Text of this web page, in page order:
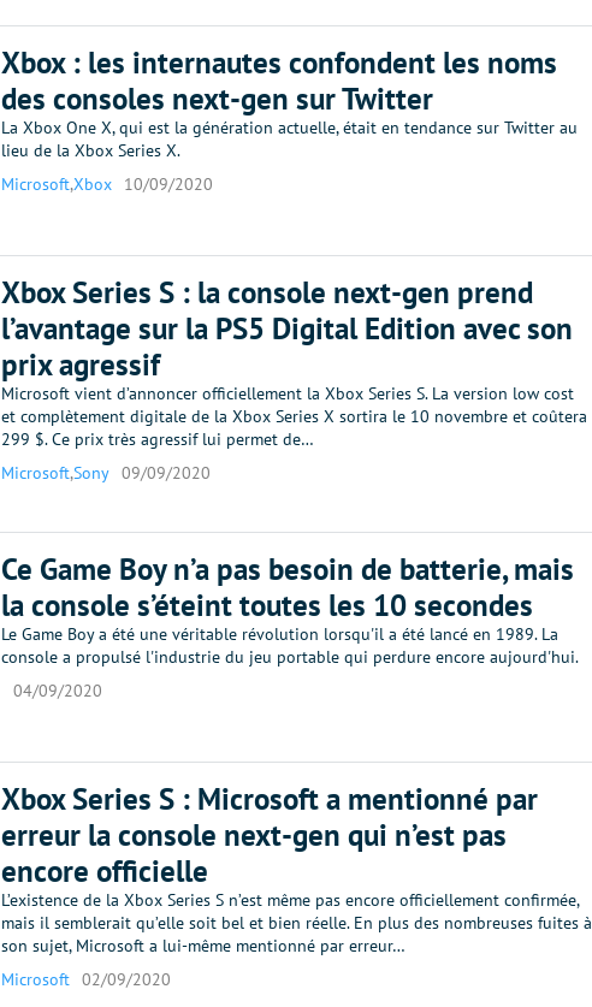
Xbox : les internautes confondent les noms
des consoles next-gen sur Twitter
La Xbox One X, qui est la génération actuelle, était en tendance sur Twitter au
lieu de la Xbox Series X.
Microsoft,Xbox 10/09/2020
Xbox Series S : la console next-gen prend
l’avantage sur la PS5 Digital Edition avec son
prix agressif
Microsoft vient d’annoncer officiellement la Xbox Series S. La version low cost
et complètement digitale de la Xbox Series X sortira le 10 novembre et coûtera
299 $. Ce prix très agressif lui permet de…
Microsoft,Sony 09/09/2020
Ce Game Boy n’a pas besoin de batterie, mais
la console s’éteint toutes les 10 secondes
Le Game Boy a été une véritable révolution lorsqu'il a été lancé en 1989. La
console a propulsé l'industrie du jeu portable qui perdure encore aujourd'hui.
04/09/2020
Xbox Series S : Microsoft a mentionné par
erreur la console next-gen qui n’est pas
encore officielle
L’existence de la Xbox Series S n’est même pas encore officiellement confirmée,
mais il semblerait qu’elle soit bel et bien réelle. En plus des nombreuses fuites à
son sujet, Microsoft a lui-même mentionné par erreur…
Microsoft 02/09/2020